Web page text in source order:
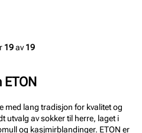
19av19
ETON
med lang tradisjon for kvalitet og
utvalg av sokker til herre, laget i
og kasjmirblandinger. ETON er